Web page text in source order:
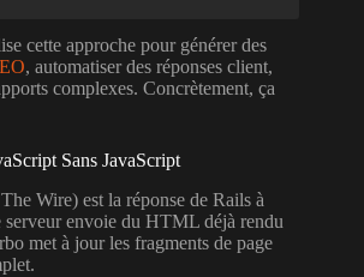
cette approche pour générer des
, automatiser des réponses client,
complexes. Concrètement, ça
Sans JavaScript
Wire) est la réponse de Rails à
serveur envoie du HTML déjà rendu
met à jour les fragments de page